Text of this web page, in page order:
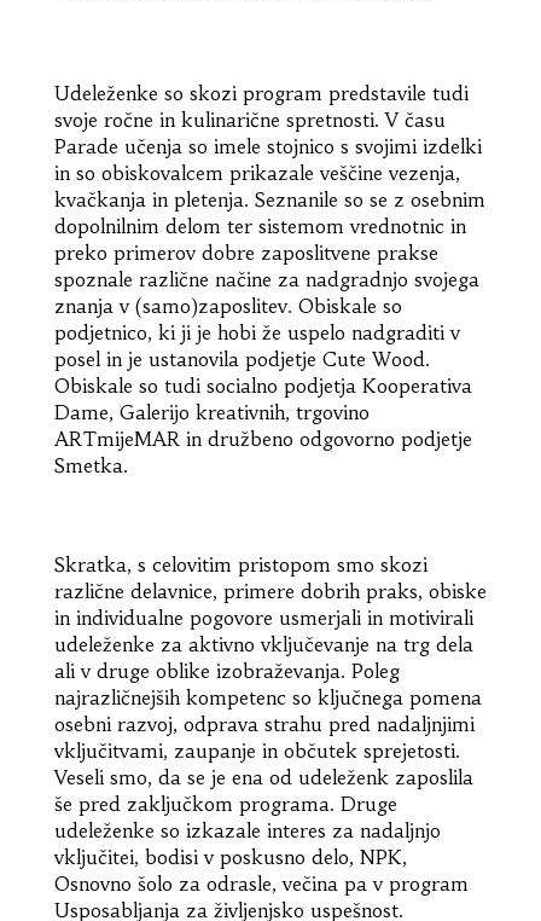
Udeleženke so skozi program predstavile tudi
svoje ročne in kulinarične spretnosti. V času
Parade učenja so imele stojnico s svojimi izdelki
in so obiskovalcem prikazale veščine vezenja,
kvačkanja in pletenja. Seznanile so se z osebnim
dopolnilnim delom ter sistemom vrednotnic in
preko primerov dobre zaposlitvene prakse
spoznale različne načine za nadgradnjo svojega
znanja v (samo)zaposlitev. Obiskale so
podjetnico, ki ji je hobi že uspelo nadgraditi v
posel in je ustanovila podjetje Cute Wood.
Obiskale so tudi socialno podjetja Kooperativa
Dame, Galerijo kreativnih, trgovino
ARTmijeMAR in družbeno odgovorno podjetje
Smetka.
Skratka, s celovitim pristopom smo skozi
različne delavnice, primere dobrih praks, obiske
in individualne pogovore usmerjali in motivirali
udeleženke za aktivno vključevanje na trg dela
ali v druge oblike izobraževanja. Poleg
najrazličnejših kompetenc so ključnega pomena
osebni razvoj, odprava strahu pred nadaljnjimi
vključitvami, zaupanje in občutek sprejetosti.
Veseli smo, da se je ena od udeleženk zaposlila
še pred zaključkom programa. Druge
udeleženke so izkazale interes za nadaljnjo
vključitei, bodisi v poskusno delo, NPK,
Osnovno šolo za odrasle, večina pa v program
Usposabljanja za življenjsko uspešnost.